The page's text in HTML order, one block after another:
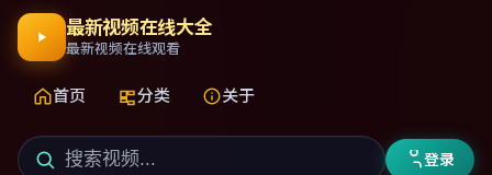
最新视频在线大全
最新视频在线观看
首页 分类 关于
登录